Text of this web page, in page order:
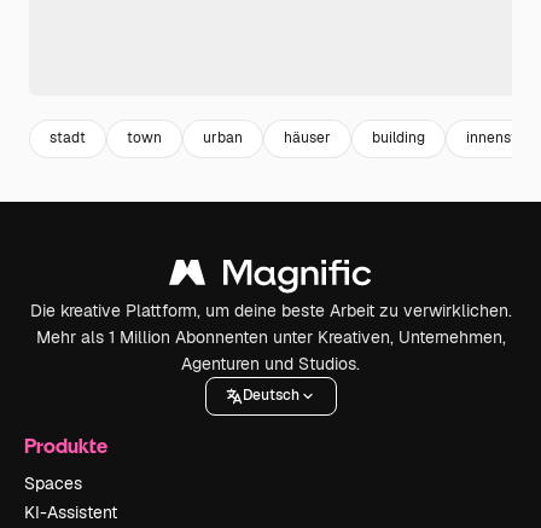
stadt town urban häuser building innenstadt
Die kreative Plattform, um deine beste Arbeit zu verwirklichen.
Mehr als 1 Million Abonnenten unter Kreativen, Unternehmen,
Agenturen und Studios.
Deutsch
Produkte
Spaces
KI-Assistent